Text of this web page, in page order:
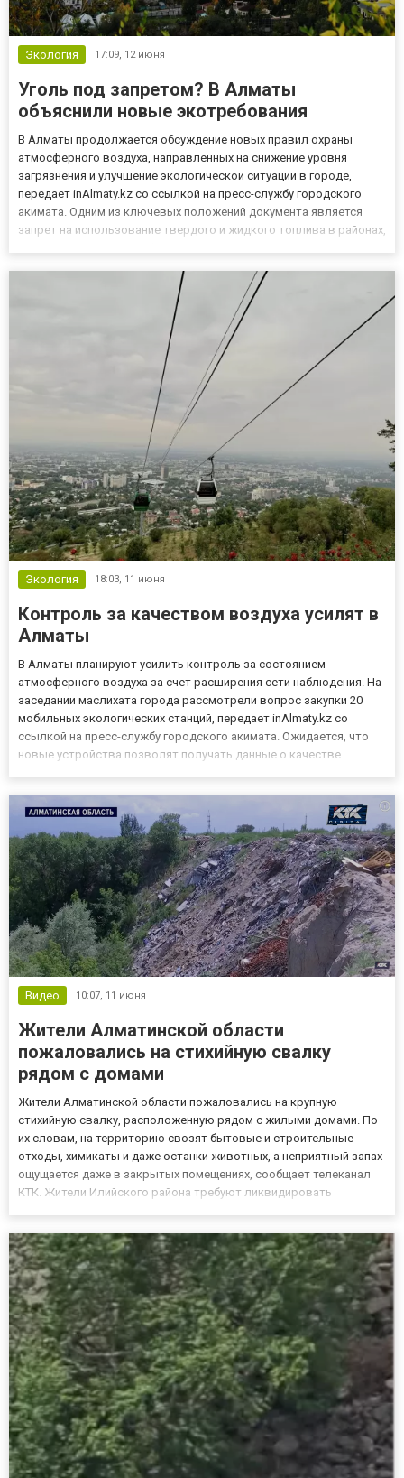
Экология 17:09, 12 июня
Уголь под запретом? В Алматы
объяснили новые экотребования
В Алматы продолжается обсуждение новых правил охраны
атмосферного воздуха, направленных на снижение уровня
загрязнения и улучшение экологической ситуации в городе,
передает inAlmaty.kz со ссылкой на пресс-службу городского
акимата. Одним из ключевых положений документа является
запрет на использование твердого и жидкого топлива в районах,
Экология 18:03, 11 июня
Контроль за качеством воздуха усилят в
Алматы
В Алматы планируют усилить контроль за состоянием
атмосферного воздуха за счет расширения сети наблюдения. На
заседании маслихата города рассмотрели вопрос закупки 20
мобильных экологических станций, передает inAlmaty.kz со
ссылкой на пресс-службу городского акимата. Ожидается, что
новые устройства позволят получать данные о качестве
в городе...
Видео 10:07, 11 июня
Жители Алматинской области
пожаловались на стихийную свалку
рядом с домами
Жители Алматинской области пожаловались на крупную
стихийную свалку, расположенную рядом с жилыми домами. По
их словам, на территорию свозят бытовые и строительные
отходы, химикаты и даже останки животных, а неприятный запах
ощущается даже в закрытых помещениях, сообщает телеканал
КТК. Жители Илийского района требуют ликвидировать
утверждают, чт...